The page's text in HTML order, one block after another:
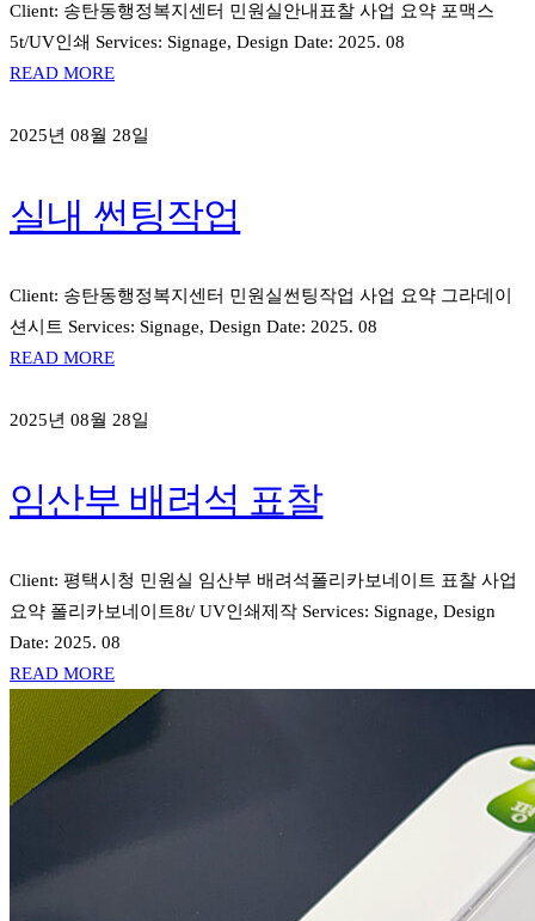
Client: 송탄동행정복지센터 민원실안내표찰 사업 요약 포맥스
5t/UV인쇄 Services: Signage, Design Date: 2025. 08
READ MORE
2025년 08월 28일
실내 썬팅작업
Client: 송탄동행정복지센터 민원실썬팅작업 사업 요약 그라데이
션시트 Services: Signage, Design Date: 2025. 08
READ MORE
2025년 08월 28일
임산부 배려석 표찰
Client: 평택시청 민원실 임산부 배려석폴리카보네이트 표찰 사업
요약 폴리카보네이트8t/ UV인쇄제작 Services: Signage, Design
Date: 2025. 08
READ MORE